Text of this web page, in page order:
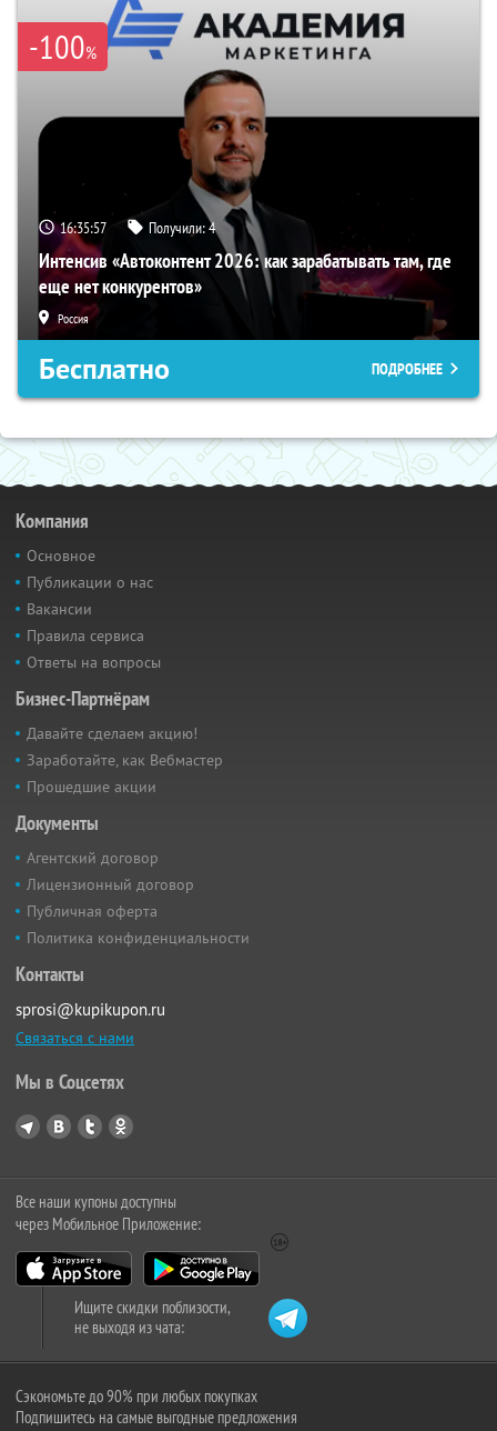
-100%
16:35:56 Получили:4
Интенсив «Автоконтент 2026: как зарабатывать там, где
еще нет конкурентов»
Россия
Бесплатно ПОДРОБНЕЕ
Компания
Основное
Публикации о нас
Вакансии
Правила сервиса
Ответы на вопросы
Бизнес-Партнёрам
Давайте сделаем акцию!
Заработайте, как Вебмастер
Прошедшие акции
Документы
Агентский договор
Лицензионный договор
Публичная оферта
Политика конфиденциальности
Контакты
sprosi@kupikupon.ru
Связаться с нами
Мы в Соцсетях
Все наши купоны доступны
через Мобильное Приложение:
Ищите скидки поблизости,
не выходя из чата:
Сэкономьте до 90% при любых покупках
Подпишитесь на самые выгодные предложения